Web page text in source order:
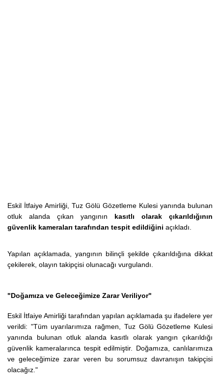
Eskil İtfaiye Amirliği, Tuz Gölü Gözetleme Kulesi yanında bulunan
otluk alanda çıkan yangının kasıtlı olarak çıkarıldığının
güvenlik kameraları tarafından tespit edildiğini açıkladı.
Yapılan açıklamada, yangının bilinçli şekilde çıkarıldığına dikkat
çekilerek, olayın takipçisi olunacağı vurgulandı.
"Doğamıza ve Geleceğimize Zarar Veriliyor"
Eskil İtfaiye Amirliği tarafından yapılan açıklamada şu ifadelere yer
verildi: "Tüm uyarılarımıza rağmen, Tuz Gölü Gözetleme Kulesi
yanında bulunan otluk alanda kasıtlı olarak yangın çıkarıldığı
güvenlik kameralarınca tespit edilmiştir. Doğamıza, canlılarımıza
ve geleceğimize zarar veren bu sorumsuz davranışın takipçisi
olacağız."